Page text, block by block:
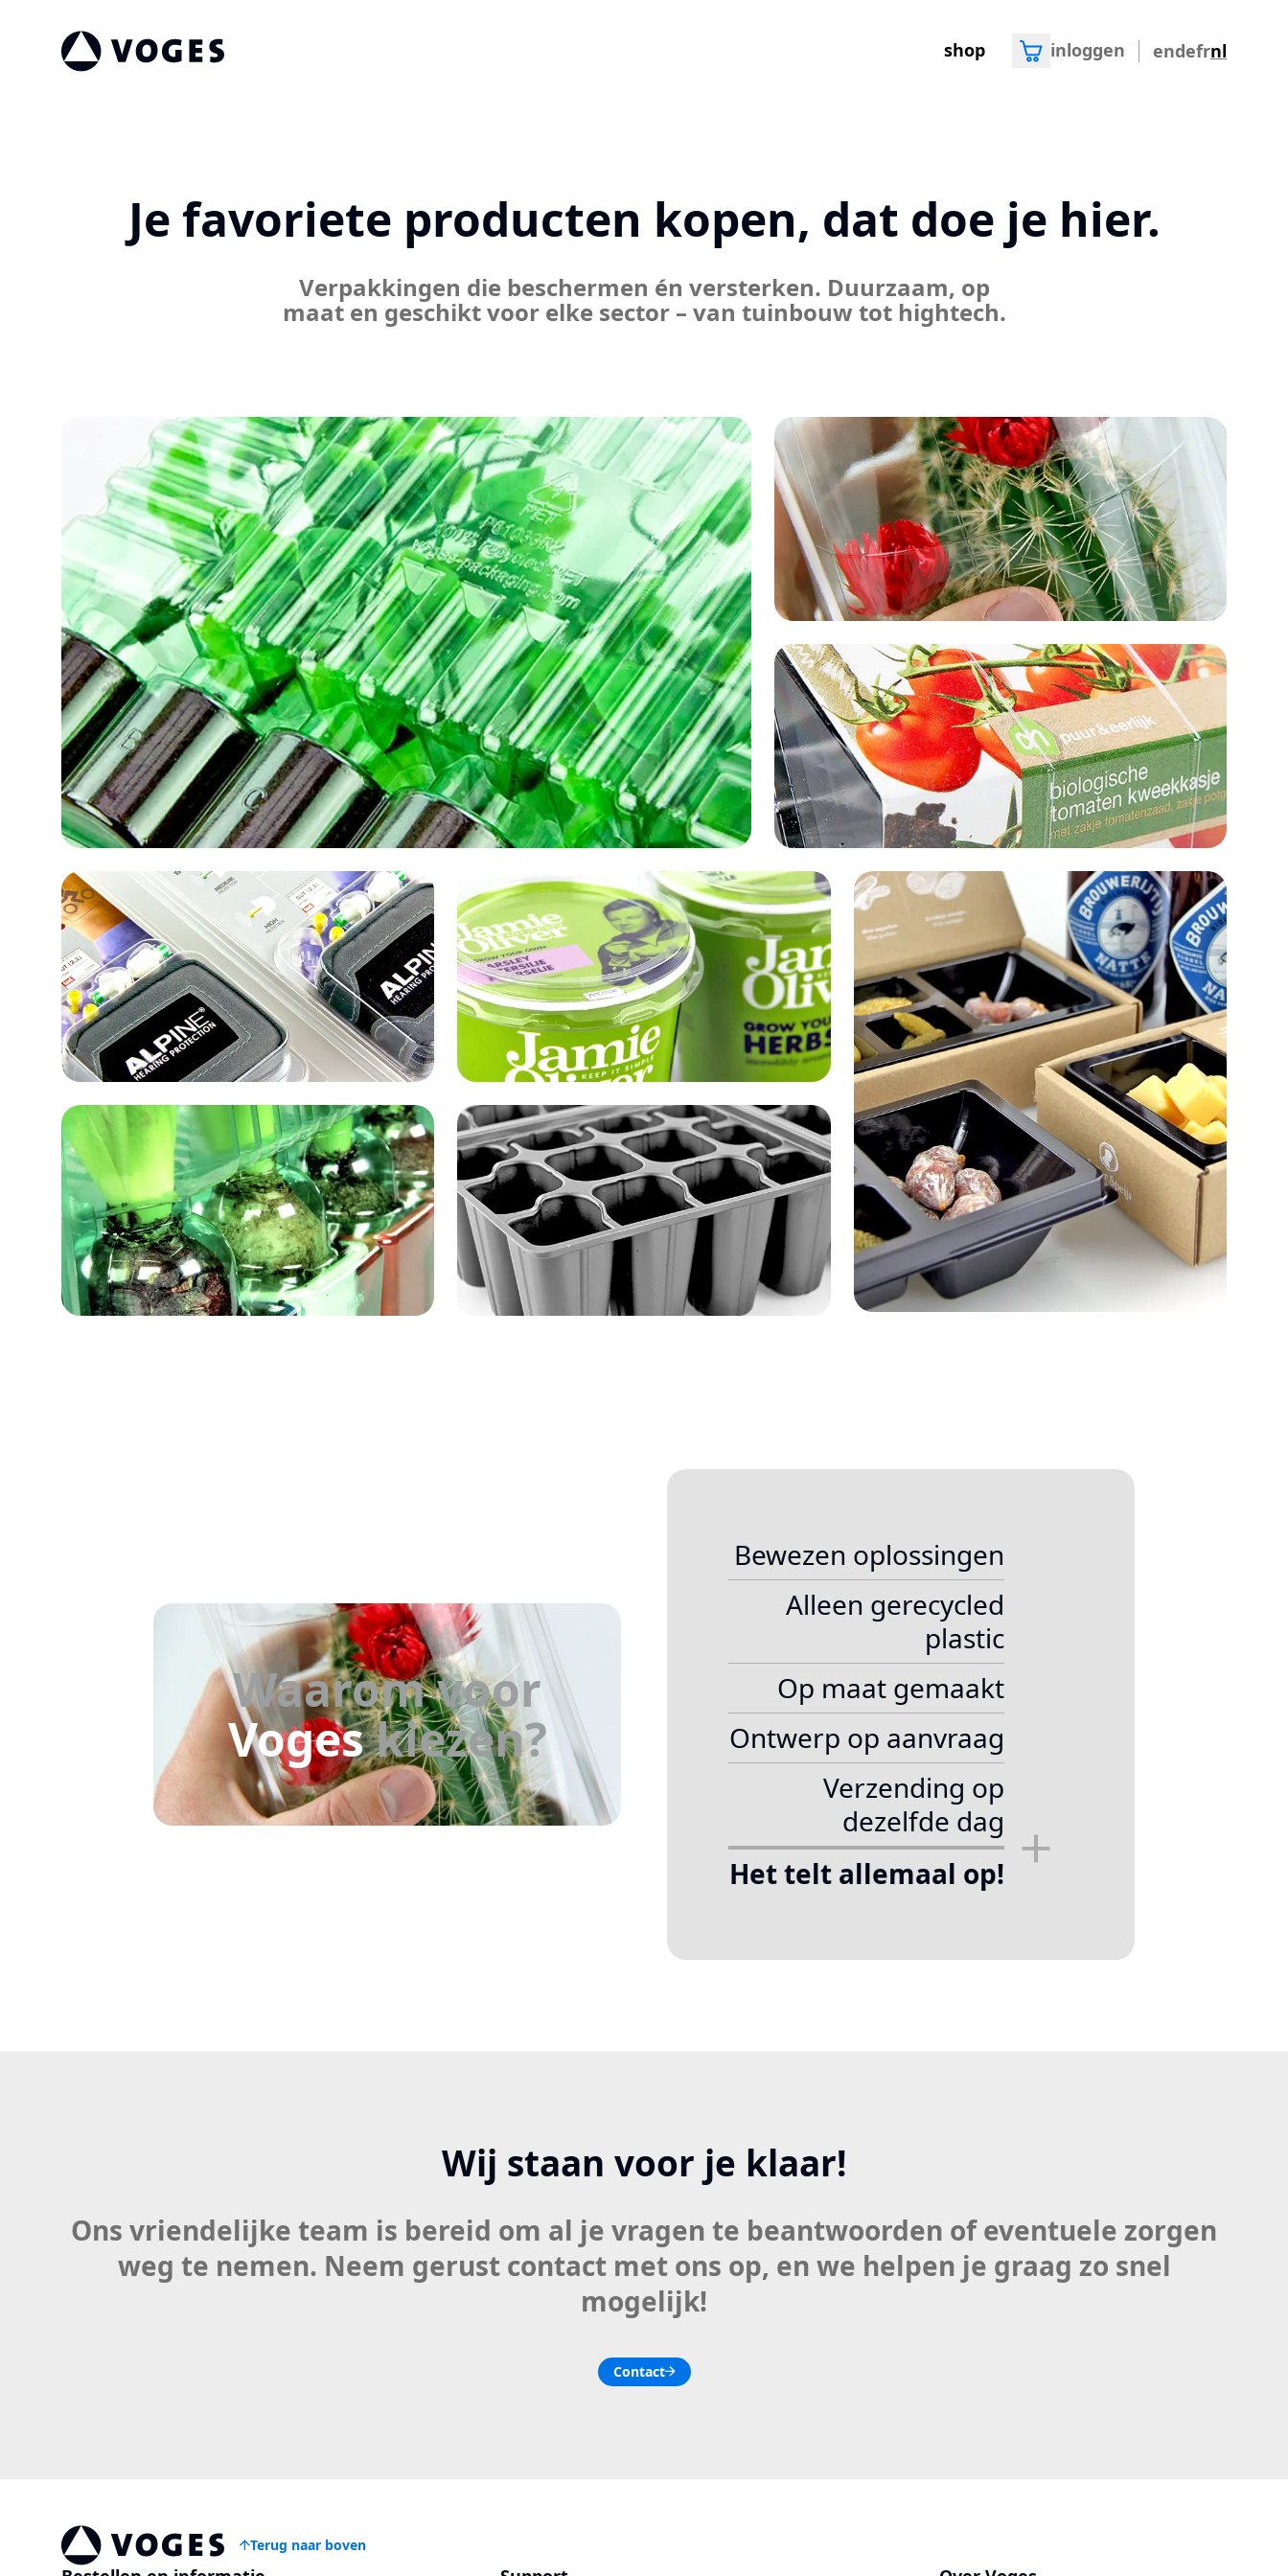
shop inloggen endefrnl
Je favoriete producten kopen, dat doe je hier.
Verpakkingen die beschermen én versterken. Duurzaam, op
maat en geschikt voor elke sector – van tuinbouw tot hightech.
Waarom voor
Vogeskiezen?
Bewezen oplossingen
Alleen gerecycled
plastic
Op maat gemaakt
Ontwerp op aanvraag
Verzending op
dezelfde dag
Het telt allemaal op!
Wij staan voor je klaar!
Ons vriendelijke team is bereid om al je vragen te beantwoorden of eventuele zorgen
weg te nemen. Neem gerust contact met ons op, en we helpen je graag zo snel
mogelijk!
Contact
Terug naar boven